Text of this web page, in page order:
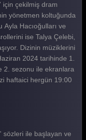
için çekilmiş dram
yönetmen koltuğunda
Hacıoğulları ve
ise Talya Çelebi,
Dizinin müziklerini
2024 tarihinde 1.
2. sezonu ile ekranlara
haftaici hergün 19:00
sözleri ile başlayan ve